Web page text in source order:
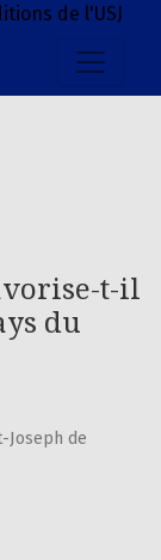
? Cas
de l'USJ
t-il
du
Joseph de